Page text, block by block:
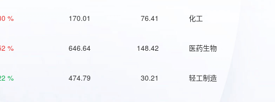
% 170.01 76.41 化工
% 646.64 148.42 医药生物
% 474.79 30.21 轻工制造